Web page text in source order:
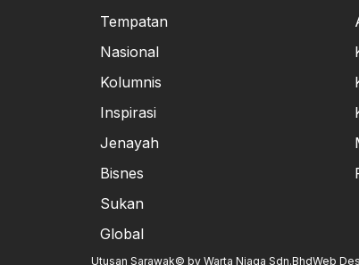
Tempatan
Nasional
Kolumnis
Inspirasi
Jenayah
Bisnes
Sukan
Global
Utusan Sarawak© by Warta Niaga Sdn.BhdWeb